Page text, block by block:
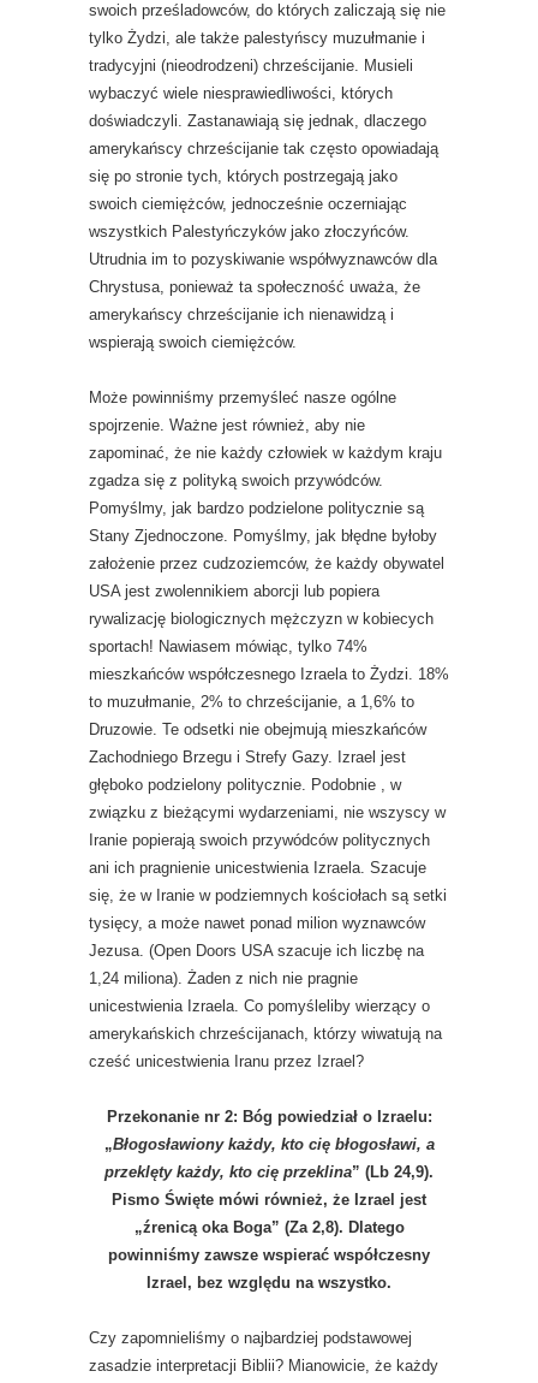
swoich prześladowców, do których zaliczają się nie
tylko Żydzi, ale także palestyńscy muzułmanie i
tradycyjni (nieodrodzeni) chrześcijanie. Musieli
wybaczyć wiele niesprawiedliwości, których
doświadczyli. Zastanawiają się jednak, dlaczego
amerykańscy chrześcijanie tak często opowiadają
się po stronie tych, których postrzegają jako
swoich ciemiężców, jednocześnie oczerniając
wszystkich Palestyńczyków jako złoczyńców.
Utrudnia im to pozyskiwanie współwyznawców dla
Chrystusa, ponieważ ta społeczność uważa, że ​​
amerykańscy chrześcijanie ich nienawidzą i
wspierają swoich ciemiężców.
Może powinniśmy przemyśleć nasze ogólne
spojrzenie. Ważne jest również, aby nie
zapominać, że nie każdy człowiek w każdym kraju
zgadza się z polityką swoich przywódców.
Pomyślmy, jak bardzo podzielone politycznie są
Stany Zjednoczone. Pomyślmy, jak błędne byłoby
założenie przez cudzoziemców, że każdy obywatel
USA jest zwolennikiem aborcji lub popiera
rywalizację biologicznych mężczyzn w kobiecych
sportach! Nawiasem mówiąc, tylko 74%
mieszkańców współczesnego Izraela to Żydzi. 18%
to muzułmanie, 2% to chrześcijanie, a 1,6% to
Druzowie. Te odsetki nie obejmują mieszkańców
Zachodniego Brzegu i Strefy Gazy. Izrael jest
głęboko podzielony politycznie. Podobnie , w
związku z bieżącymi wydarzeniami, nie wszyscy w
Iranie popierają swoich przywódców politycznych
ani ich pragnienie unicestwienia Izraela. Szacuje
się, że w Iranie w podziemnych kościołach są setki
tysięcy, a może nawet ponad milion wyznawców
Jezusa. (Open Doors USA szacuje ich liczbę na
1,24 miliona). Żaden z nich nie pragnie
unicestwienia Izraela. Co pomyśleliby wierzący o
amerykańskich chrześcijanach, którzy wiwatują na
cześć unicestwienia Iranu przez Izrael?
Przekonanie nr 2: Bóg powiedział o Izraelu:
„Błogosławiony każdy, kto cię błogosławi, a
przeklęty każdy, kto cię przeklina” (Lb 24,9).
Pismo Święte mówi również, że Izrael jest
„źrenicą oka Boga” (Za 2,8). Dlatego
powinniśmy zawsze wspierać współczesny
Izrael, bez względu na wszystko.
Czy zapomnieliśmy o najbardziej podstawowej
zasadzie interpretacji Biblii? Mianowicie, że każdy